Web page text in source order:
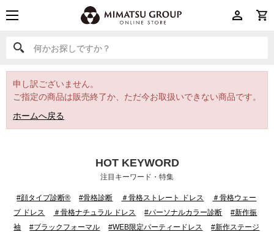
何かお探しですか？
何かお探しですか？
申し訳ございません。
ご指定の商品は販売終了か、ただ今お取扱いできない商品です。
ホームへ戻る
HOT KEYWORD
注目キーワード・特集
#顔タイプ診断® #骨格診断 ＃骨格ストレート ドレス
＃骨格ウェー
ブ ドレス
＃骨格ナチュラル ドレス #パーソナルカラー診断
#新作振
袖
#ブラックフォーマル #WEB限定パーティードレス
#新作ステージ